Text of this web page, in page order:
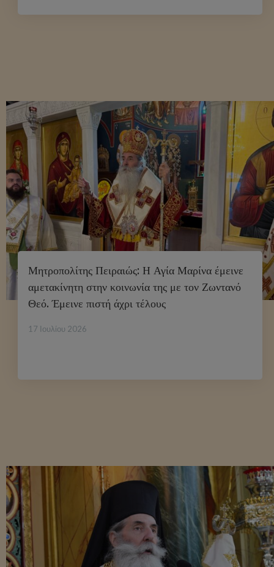
Μητροπολίτης Πειραιώς: Η Αγία Μαρίνα έμεινε
αμετακίνητη στην κοινωνία της με τον Ζωντανό
Θεό. Έμεινε πιστή άχρι τέλους
17 Ιουλίου 2026